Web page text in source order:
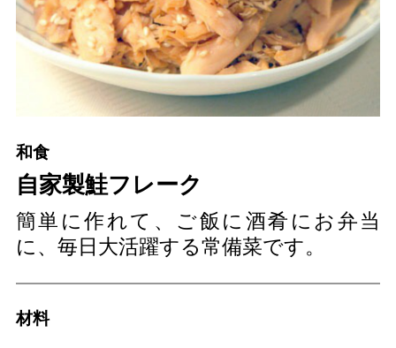
和食
自家製鮭フレーク
簡単に作れて、ご飯に酒肴にお弁当
に、毎日大活躍する常備菜です。
材料